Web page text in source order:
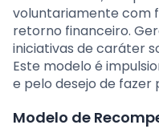
voluntariamente com
retorno financeiro.
iniciativas de caráter
Este modelo é
e pelo desejo de fazer
Modelo de